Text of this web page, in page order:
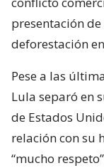
presentación
deforestación
Pese a las
Lula separó en
de Estados
relación con su
“mucho